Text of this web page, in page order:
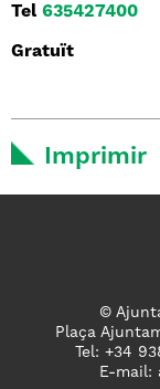
Tel 635427400
Gratuït
Imprimir
©
Plaça
Tel: +34
E-mail: